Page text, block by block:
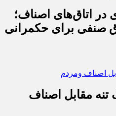
در اتاق‌های اصناف؛
صنفی برای حکمرانی
تنه مقابل اصناف